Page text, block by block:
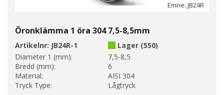
Emne: JB24R
Öronklämma 1 öra 304 7,5-8,5mm
Artikelnr: JB24R-1
Lager (550)
Diameter 1 (mm):
7,5-8,5
Bredd (mm):
6
Material:
AISI 304
Tryck Type:
Lågtryck